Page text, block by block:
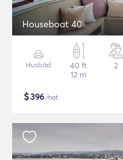
Houseboat 40
Husbåd
40 ft
12 m
2
$396 /nat